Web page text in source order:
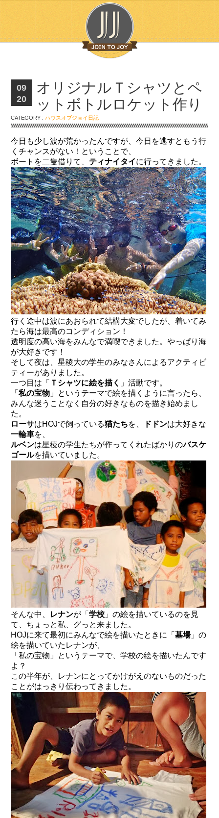
09
20
オリジナルＴシャツとペ
ットボトルロケット作り
CATEGORY :ハウスオブジョイ日記
今日も少し波が荒かったんですが、今日を逃すともう行
くチャンスがない！ということで、
ボートを二隻借りて、 ティナイタイに行ってきました。
行く途中は波にあおられて結構大変でしたが、着いてみ
たら海は最高のコンディション！
透明度の高い海をみんなで満喫できました。やっぱり海
が大好きです！
そして夜は、星稜大の学生のみなさんによるアクティビ
ティーがありました。
一つ目は「 Ｔシャツに絵を描く 」活動です。
「私の宝物 」というテーマで絵を描くように言ったら、
みんな迷うことなく自分の好きなものを描き始めまし
た。
ローサはHOJで飼っている猫たちを、 ドドンは大好きな
一輪車を、
ルベンは星稜の学生たちが作ってくれたばかりのバスケ
ゴールを描いていました。
そんな中、 レナンが「学校 」の絵を描いているのを見
て、ちょっと私、グっと来ました。
HOJに来て最初にみんなで絵を描いたときに「墓場」の
絵を描いていたレナンが、
「私の宝物」というテーマで、学校の絵を描いたんです
よ？
この半年が、レナンにとってかけがえのないものだった
ことがはっきり伝わってきました。